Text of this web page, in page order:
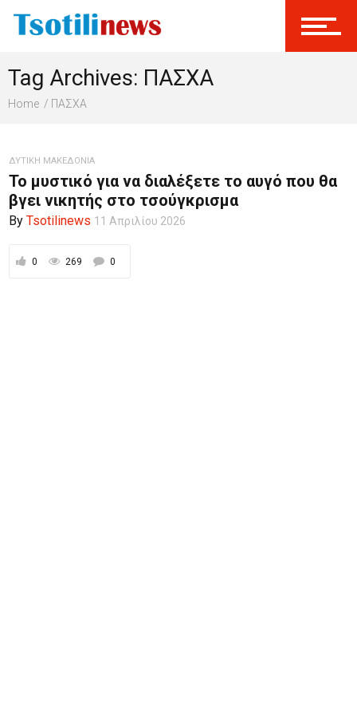
Γίνεται Μέλος
Tag Archives: ΠΑΣΧΑ
Home ΠΑΣΧΑ
ΔΥΤΙΚΗ ΜΑΚΕΔΟΝΙΑ
Το μυστικό για να διαλέξετε το αυγό που θα
βγει νικητής στο τσούγκρισμα
By Tsotilinews 11 Απριλίου 2026
0 269 0